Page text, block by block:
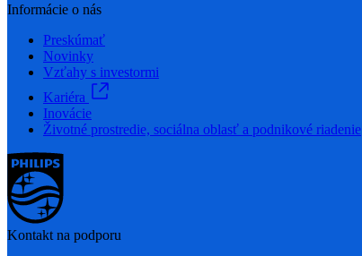
Informácie o nás
Preskúmať
Novinky
Vzťahy s investormi
Kariéra
Inovácie
Životné prostredie, sociálna oblasť a podnikové riadenie
Kontakt na podporu